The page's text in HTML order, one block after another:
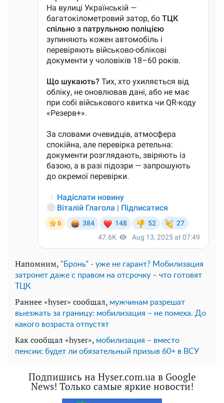
Напомним, "Бронь" - уже не гарант? Мобилизация
затронет даже с правом на отсрочку – что готовят
ТЦК
Раннее «hyser» сообщал, мужчинам разрешат
выезжать за границу: мобилизация – не помеха. До
какого возраста отпустят
Как сообщал «hyser», мобилизация – вместо
пенсии: будет ли обязательный призыв 60+ в ВСУ
Подпишись на Hyser.com.ua в Google
News! Только самые яркие новости!